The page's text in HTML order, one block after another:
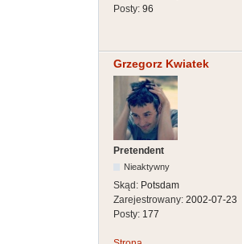
Posty: 96
Grzegorz Kwiatek
Pretendent
Nieaktywny
Skąd: Potsdam
Zarejestrowany: 2002-07-23
Posty: 177